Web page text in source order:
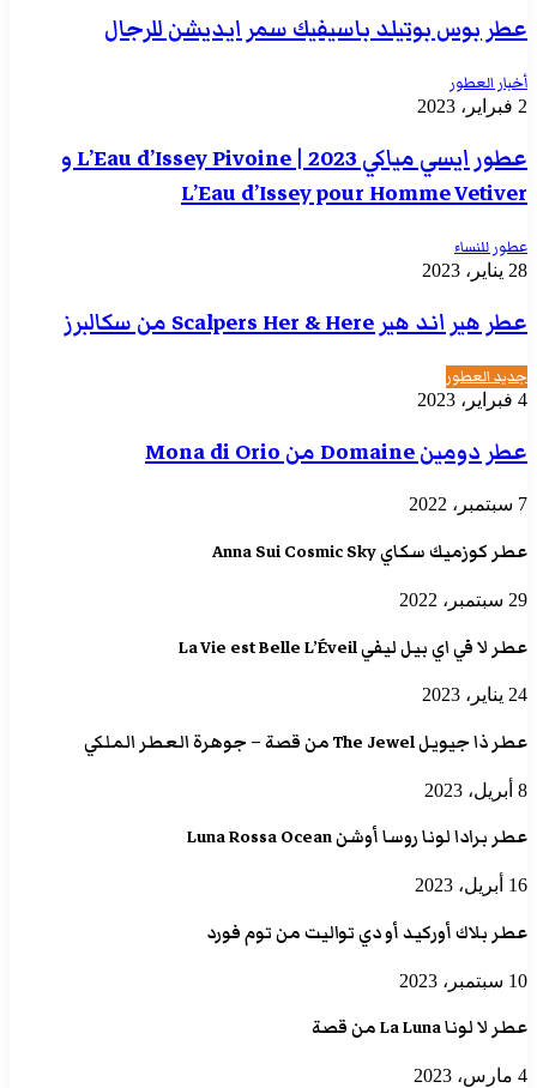
عطر بوس بوتيلد باسيفيك سمر ايديشن للرجال
أخبار العطور
2 فبراير، 2023
عطور ايسي مياكي 2023 | L’Eau d’Issey Pivoine و
L’Eau d’Issey pour Homme Vetiver
عطور للنساء
28 يناير، 2023
عطر هير اند هير Scalpers Her & Here من سكالبرز
جديد العطور
4 فبراير، 2023
عطر دومين Domaine من Mona di Orio
7 سبتمبر، 2022
عطر كوزميك سكاي Anna Sui Cosmic Sky
29 سبتمبر، 2022
عطر لا في اي بيل ليفي La Vie est Belle L’Éveil
24 يناير، 2023
عطر ذا جيويل The Jewel من قصة – جوهرة العطر الملكي
8 أبريل، 2023
عطر برادا لونا روسا أوشن Luna Rossa Ocean
16 أبريل، 2023
عطر بلاك أوركيد أو دي تواليت من توم فورد
10 سبتمبر، 2023
عطر لا لونا La Luna من قصة
4 مارس، 2023